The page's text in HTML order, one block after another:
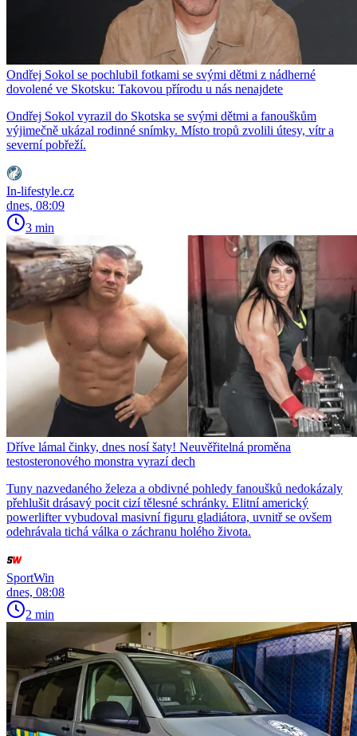
Ondřej Sokol se pochlubil fotkami se svými dětmi z nádherné
dovolené ve Skotsku: Takovou přírodu u nás nenajdete
Ondřej Sokol vyrazil do Skotska se svými dětmi a fanouškům
výjimečně ukázal rodinné snímky. Místo tropů zvolili útesy, vítr a
severní pobřeží.
In-lifestyle.cz
dnes, 08:09
3 min
Dříve lámal činky, dnes nosí šaty! Neuvěřitelná proměna
testosteronového monstra vyrazí dech
Tuny nazvedaného železa a obdivné pohledy fanoušků nedokázaly
přehlušit drásavý pocit cizí tělesné schránky. Elitní americký
powerlifter vybudoval masivní figuru gladiátora, uvnitř se ovšem
odehrávala tichá válka o záchranu holého života.
SportWin
dnes, 08:08
2 min